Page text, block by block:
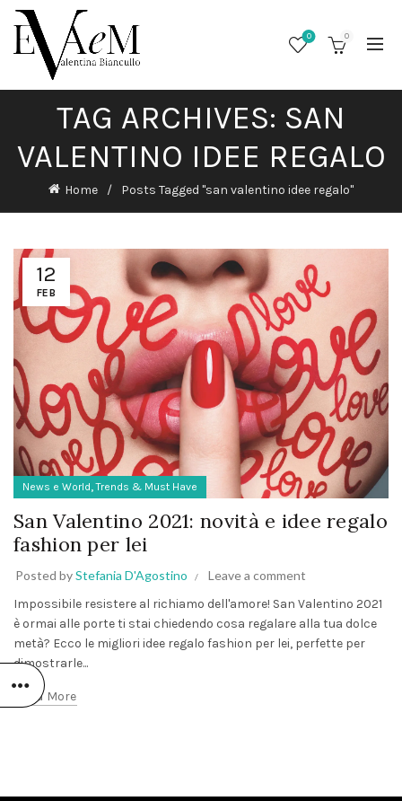
0 0
TAG ARCHIVES: SAN
VALENTINO IDEE REGALO
Home Posts Tagged "san valentino idee regalo"
12
FEB
News e World,Trends & Must Have
San Valentino 2021: novità e idee regalo
fashion per lei
Posted byStefania D'Agostino
Leave a comment
Impossibile resistere al richiamo dell'amore! San Valentino 2021
è ormai alle porte ti stai chiedendo cosa regalare alla tua dolce
metà? Ecco le migliori idee regalo fashion per lei, perfette per
dimostrarle...
Read More